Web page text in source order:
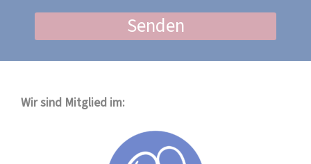
Senden
Wir sind Mitglied im: